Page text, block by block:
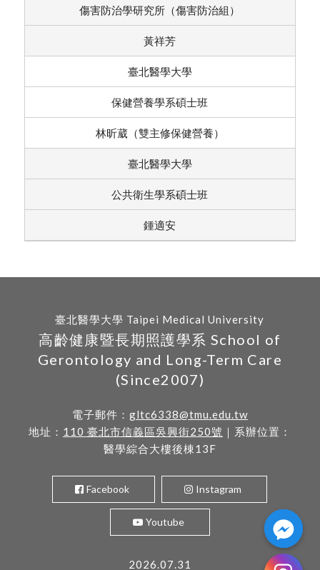
傷害防治學研究所（傷害防治組）
黃祥芳
臺北醫學大學
保健營養學系碩士班
林昕葳（雙主修保健營養）
臺北醫學大學
公共衛生學系碩士班
鍾適安
臺北醫學大學 Taipei Medical University
高齡健康暨長期照護學系 School of
Gerontology and Long-Term Care
(Since2007)
電子郵件： gltc6338@tmu.edu.tw
地址： 110 臺北市信義區吳興街250號 ｜系辦位置：
醫學綜合大樓後棟13F
Facebook Instagram
Youtube
2026.07.31